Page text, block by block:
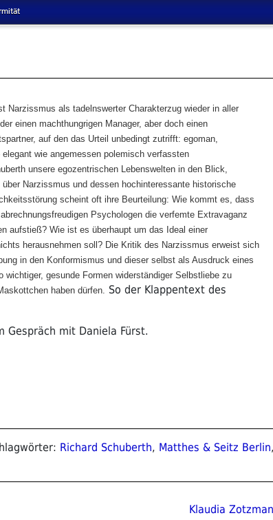
Narzissmus als tadelnswerter Charakterzug wieder in aller
einen machthungrigen Manager, aber doch einen
auf den das Urteil unbedingt zutrifft: egoman,
wie angemessen polemisch verfassten
unsere egozentrischen Lebenswelten in den Blick,
Narzissmus und dessen hochinteressante historische
scheint oft ihre Beurteilung: Wie kommt es, dass
Psychologen die verfemte Extravaganz
aufstieß? Wie ist es überhaupt um das Ideal einer
herausnehmen soll? Die Kritik des Narzissmus erweist sich
in den Konformismus und dieser selbst als Ausdruck eines
gesunde Formen widerständiger Selbstliebe zu
haben dürfen.
So der Klappentext des
Gespräch mit Daniela Fürst.
Richard Schuberth, Matthes & Seitz Berlin,
Beitrag
Klaudia